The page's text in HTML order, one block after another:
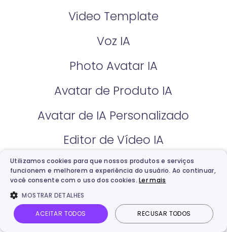
Início Minhas Criações Vídeo IA Imagem IA
Video Template
Voz IA
Photo Avatar IA
Avatar de Produto IA
Avatar de IA Personalizado
Editor de Vídeo IA
Criador de Vídeo de Natal
Ferramentas de IA Grátis
Avatar Falante
Utilizamos cookies para que nossos produtos e serviços
funcionem e melhorem a experiência do usuário. Ao continuar,
você consente com o uso dos cookies.Ler mais
MOSTRAR DETALHES
ACEITAR TODOS RECUSAR TODOS